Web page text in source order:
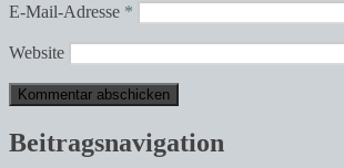
E-Mail-Adresse *
Website
Beitragsnavigation